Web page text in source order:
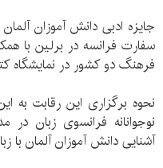
سفارت فرانسه در برلین با
فرهنگ دو کشور در نمایشگاه
نحوه برگزاری این رقابت
نوجوانانه فرانسوی زبان در
آشنایی دانش آموزان آلمان با